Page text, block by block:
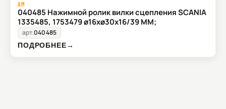
AM
040485 Нажимной ролик вилки сцепления SCANIA
1335485, 1753479 ø16xø30x16/39 MM;
арт.040485
ПОДРОБНЕЕ→